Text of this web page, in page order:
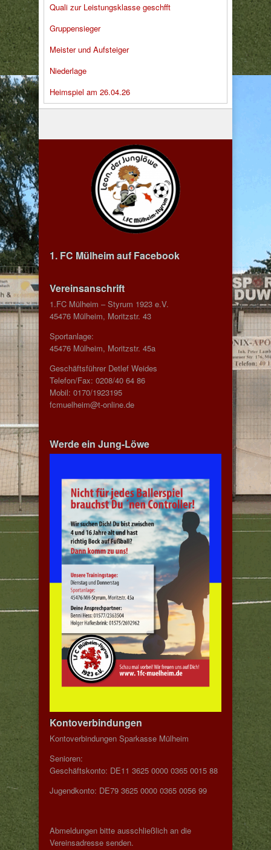
Quali zur Leistungsklasse geschfft
Gruppensieger
Meister und Aufsteiger
Niederlage
Heimspiel am 26.04.26
1. FC Mülheim auf Facebook
Vereinsanschrift
1.FC Mülheim – Styrum 1923 e.V.
45476 Mülheim, Moritzstr. 43
Sportanlage:
45476 Mülheim, Moritzstr. 45a
Geschäftsführer Detlef Weides
Telefon/Fax: 0208/40 64 86
Mobil: 0170/1923195
fcmuelheim@t-online.de
Werde ein Jung-Löwe
Kontoverbindungen
Kontoverbindungen Sparkasse Mülheim
Senioren:
Geschäftskonto: DE11 3625 0000 0365 0015 88
Jugendkonto: DE79 3625 0000 0365 0056 99
Abmeldungen bitte ausschließlich an die
Vereinsadresse senden.